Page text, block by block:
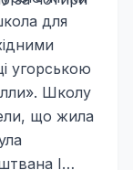
для
угорською
Школу
що жила
І